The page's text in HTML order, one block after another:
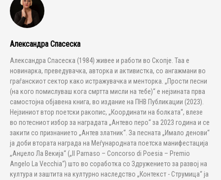
Александра Спасеска
Александра Спасеска (1984) живее и работи во Скопје. Таа е
новинарка, преведувачка, авторка и активистка, со ангажмани во
граѓанскиот сектор како истражувачка и менторка. „Прости песни
(на кого помислуваш кога смртта мисли на тебе)“ е нејзината прва
самостојна објавена книга, во издание на ПНВ Публикации (2023).
Нејзиниот втор поетски ракопис, „Координати на болката“, влезе
во потесниот избор за наградата „Антево перо“ за 2023 година и се
закити со признанието „Антев златник“. За песната „Имало денови“
ја доби втората награда на Меѓународната поетска манифестација
„Анџело Ла Векија“ („Il Parnaso – Concorso di Poesia – Premio
Angelo La Vecchia“) што во соработка со Здружението за развој на
култура и заштита на културно наследство „Контекст - Струмица“ ја